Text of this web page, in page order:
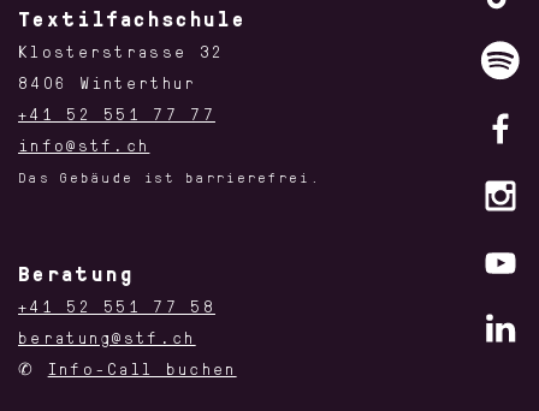
Textilfachschule
Klosterstrasse 32
8406 Winterthur
+41 52 551 77 77
info@stf.ch
Das Gebäude ist barrierefrei.
Beratung
+41 52 551 77 58
beratung@stf.ch
✆ Info-Call buchen